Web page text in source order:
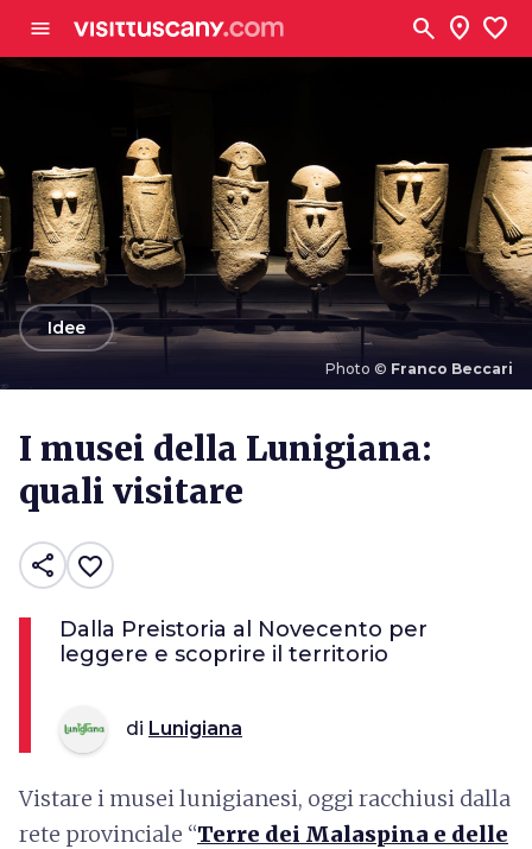
menu search location_on favorite
Photo © Franco Beccari
arrow_backIdee
I musei della Lunigiana:
quali visitare
share favorite_border
Dalla Preistoria al Novecento per
leggere e scoprire il territorio
di Lunigiana
Vistare i musei lunigianesi, oggi racchiusi dalla
rete provinciale “Terre dei Malaspina e delle